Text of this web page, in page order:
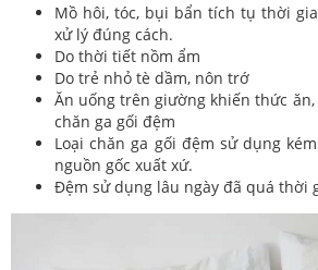
Mồ hôi, tóc, bụi bẩn tích tụ thời
xử lý đúng cách.
Do thời tiết nồm ẩm
Do trẻ nhỏ tè dầm, nôn trớ
Ăn uống trên giường khiến thức
chăn ga gối đệm
Loại chăn ga gối đệm sử dụng
nguồn gốc xuất xứ.
Đệm sử dụng lâu ngày đã quá thời